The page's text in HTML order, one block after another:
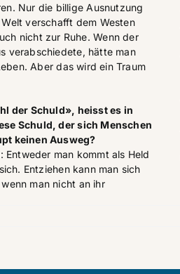
Nur die billige Ausnutzung
verschafft dem Westen
nicht zur Ruhe. Wenn der
verabschiedete, hätte man
Aber das wird ein Traum
der Schuld», heisst es in
Schuld, der sich Menschen
keinen Ausweg?
Entweder man kommt als Held
Entziehen kann man sich
man nicht an ihr